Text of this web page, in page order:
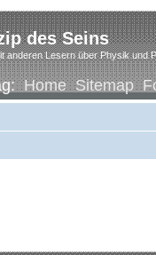
des Seins
anderen Lesern über Physik und
Home Sitemap